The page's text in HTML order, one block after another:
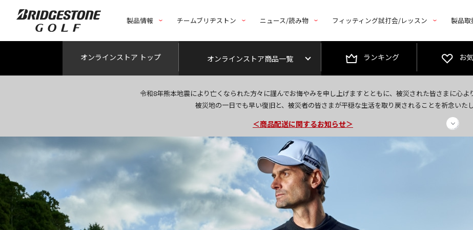
製品情報 チームブリヂストン ニュース/読み物 フィッティング試打会/レッスン 製品取
オンラインストア トップ オンラインストア商品一覧 ランキング お
令和8年熊本地震により亡くなられた方々に謹んでお悔やみを申し上げますとともに、被災された皆さまに心よ
被災地の一日でも早い復旧と、被災者の皆さまが平穏な生活を取り戻されることを祈念いたし
今なら新規会員登録で1,000円OFFクーポンプレゼント！
＜商品配送に関するお知らせ＞
＜夏季休暇中のご注文・発送・お問い合わせ＞